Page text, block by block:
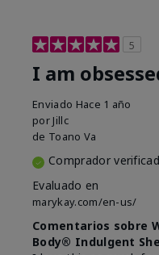
5
I am
Enviado Hace 1 año
por Jillc
de Toano Va
Comprador
Evaluado en
marykay.com/en-us/
Comentarios sobre
Body® Indulgent